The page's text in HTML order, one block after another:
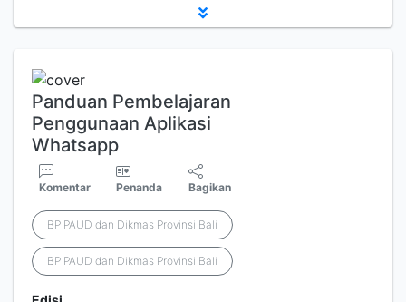
Panduan Pembelajaran
Penggunaan Aplikasi
Whatsapp
Komentar Penanda Bagikan
BP PAUD dan Dikmas Provinsi Bali
BP PAUD dan Dikmas Provinsi Bali